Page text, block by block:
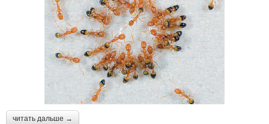
читать дальше →